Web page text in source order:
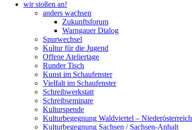
wir stoßen an!
anders wachsen
Zukunftsforum
Warngauer Dialog
Spurwechsel
Kultur für die Jugend
Offene Ateliertage
Runder Tisch
Kunst im Schaufenster
Vielfalt im Schaufenster
Schreibwerkstatt
Schreibseminare
Kulturspende
Kulturbegegnung Waldviertel – Niederösterreich
Kulturbegegnung Sachsen / Sachsen-Anhalt